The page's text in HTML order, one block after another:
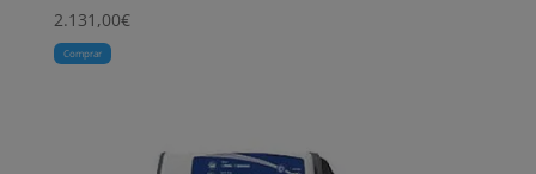
2.131,00€
Comprar